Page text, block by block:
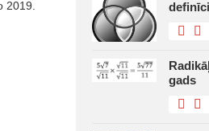
2019.
gads